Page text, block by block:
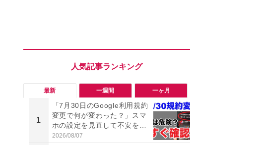
最新 一週間 一ヶ月
1
「7月30日のGoogle利用規約
変更で何が変わった？」スマ
ホの設定を見直して不安を解
消！
2026/08/07